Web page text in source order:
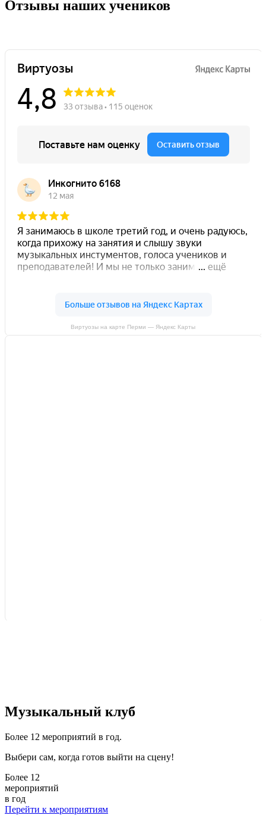
Отзывы наших учеников
Виртуозы на карте Перми — Яндекс Карты
Музыкальный клуб
Более 12 мероприятий в год.
Выбери сам, когда готов выйти на сцену!
Более 12
мероприятий
в год
Перейти к мероприятиям